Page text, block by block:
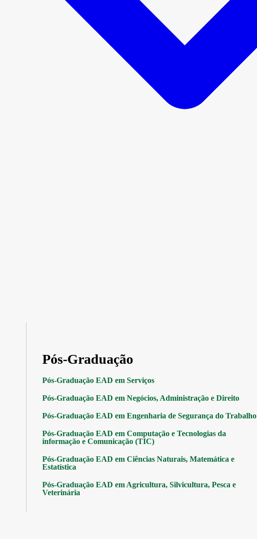
Pós-Graduação
Pós-Graduação EAD em Serviços
Pós-Graduação EAD em Negócios, Administração e Direito
Pós-Graduação EAD em Engenharia de Segurança do Trabalho
Pós-Graduação EAD em Computação e Tecnologias da
informação e Comunicação (TIC)
Pós-Graduação EAD em Ciências Naturais, Matemática e
Estatística
Pós-Graduação EAD em Agricultura, Silvicultura, Pesca e
Veterinária